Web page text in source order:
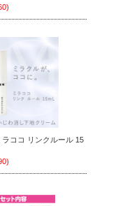
ココ リンクルール 15